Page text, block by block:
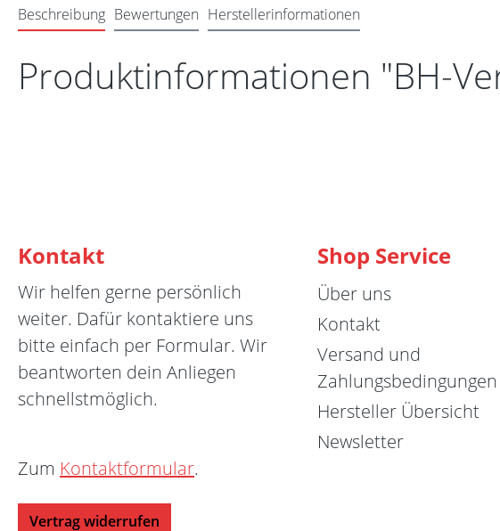
Beschreibung Bewertungen Herstellerinformationen
Produktinformationen "BH-
Kontakt
Wir helfen gerne persönlich
weiter. Dafür kontaktiere uns
bitte einfach per Formular. Wir
beantworten dein Anliegen
schnellstmöglich.
Zum Kontaktformular.
Vertrag widerrufen
Shop Service
Über uns
Kontakt
Versand und
Zahlungsbedingungen
Hersteller Übersicht
Newsletter